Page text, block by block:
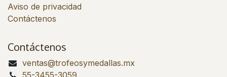
Aviso de privacidad
Contáctenos
Contáctenos
ventas@trofeosymedallas.mx
55-3455-3059